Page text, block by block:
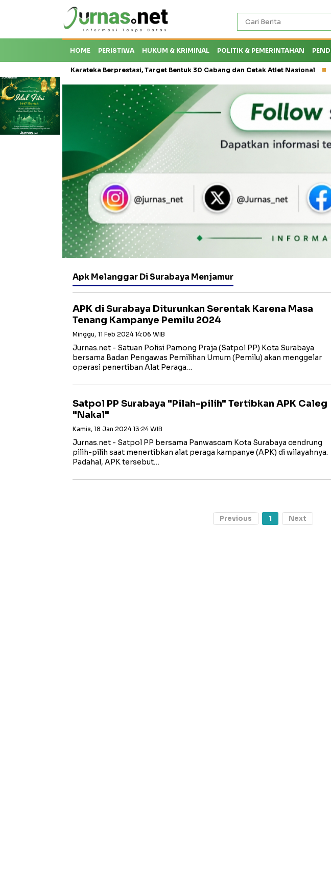
HOME PERISTIWA HUKUM & KRIMINAL POLITIK & PEMERINTAHAN
Krisis Karateka Berprestasi, Target Bentuk 30 Cabang dan Cetak Atlet Nasional PT Kasa
Apk Melanggar Di Surabaya Menjamur
APK di Surabaya Diturunkan Serentak Karena Masa
Tenang Kampanye Pemilu 2024
Minggu, 11 Feb 2024 14:06 WIB
Jurnas.net - Satuan Polisi Pamong Praja (Satpol PP) Kota Surabaya
bersama Badan Pengawas Pemilihan Umum (Pemilu) akan menggelar
operasi penertiban Alat Peraga…
Satpol PP Surabaya "Pilah-pilih" Tertibkan APK Caleg
"Nakal"
Kamis, 18 Jan 2024 13:24 WIB
Jurnas.net - Satpol PP bersama Panwascam Kota Surabaya cendrung
pilih-pilih saat menertibkan alat peraga kampanye (APK) di wilayahnya.
Padahal, APK tersebut…
Previous 1 Next